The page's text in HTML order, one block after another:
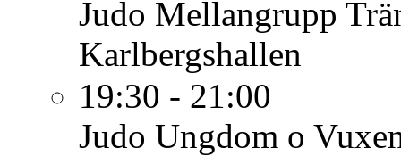
Judo Mellangrupp
Karlbergshallen
19:30 - 21:00
Judo Ungdom o